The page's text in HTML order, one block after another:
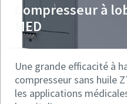
Compresseur à
MED
Une grande efficacité à
compresseur sans huile
les applications